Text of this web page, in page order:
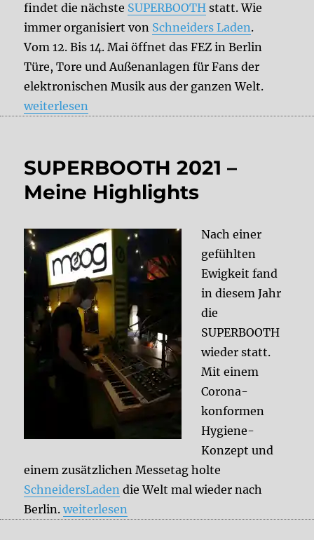
findet die nächste SUPERBOOTH statt. Wie
immer organisiert von Schneiders Laden.
Vom 12. Bis 14. Mai öffnet das FEZ in Berlin
Türe, Tore und Außenanlagen für Fans der
elektronischen Musik aus der ganzen Welt.
„Save the Date: SUPERBOOTH 2022“
weiterlesen
SUPERBOOTH 2021 –
Meine Highlights
Nach einer
gefühlten
Ewigkeit fand
in diesem Jahr
die
SUPERBOOTH
wieder statt.
Mit einem
Corona-
konformen
Hygiene-
Konzept und
einem zusätzlichen Messetag holte
SchneidersLaden die Welt mal wieder nach
Berlin.„SUPERBOOTH 2021 – Meine Highlights“
weiterlesen